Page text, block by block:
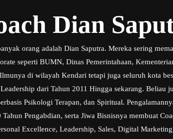
Dian
orang adalah Dian Saputra. Mereka sering
seperti BUMN, Dinas Pemerintahaan,
di wilayah Kendari tetapi juga seluruh kota
dari Tahun 2011 Hingga sekarang. Beliau
Psikologi Terapan, dan Spiritual.
Pengabdian, serta Jiwa Bisnisnya membuat
Excellence, Leadership, Sales, Digital